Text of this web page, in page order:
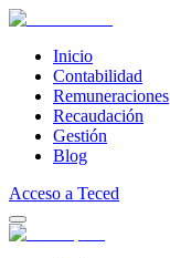
Inicio
Contabilidad
Remuneraciones
Recaudación
Gestión
Blog
Acceso a Teced